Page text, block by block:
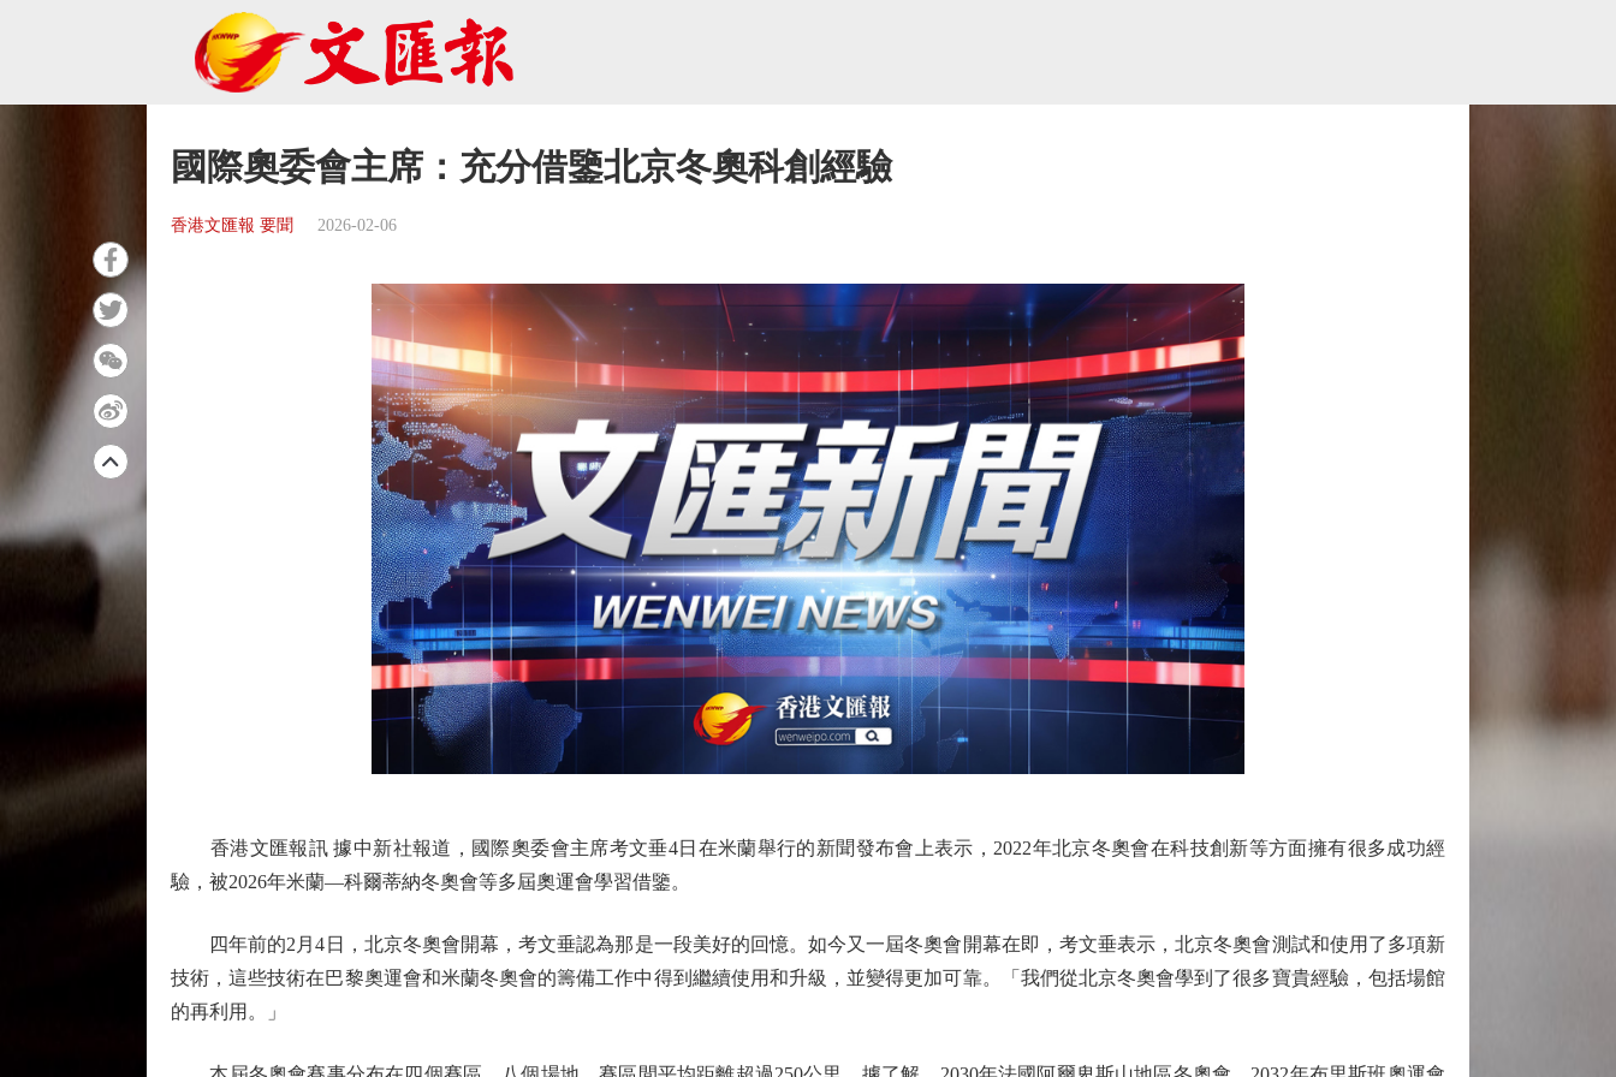
國際奧委會主席：充分借鑒北京冬奧科創經驗
香港文匯報 要聞 2026-02-06
香港文匯報訊 據中新社報道，國際奧委會主席考文垂4日在米蘭舉行的新聞發布會上表示，2022年北京冬奧會在科技創新等方面擁有很多成功經
驗，被2026年米蘭—科爾蒂納冬奧會等多屆奧運會學習借鑒。
四年前的2月4日，北京冬奧會開幕，考文垂認為那是一段美好的回憶。如今又一屆冬奧會開幕在即，考文垂表示，北京冬奧會測試和使用了多項新
技術，這些技術在巴黎奧運會和米蘭冬奧會的籌備工作中得到繼續使用和升級，並變得更加可靠。「我們從北京冬奧會學到了很多寶貴經驗，包括場館
的再利用。」